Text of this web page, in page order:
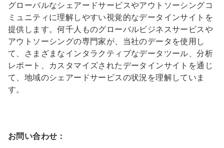
グローバルなシェアードサービスやアウトソーシングコ
ミュニティに理解しやすい視覚的なデータインサイトを
提供します。何千人ものグローバルビジネスサービスや
アウトソーシングの専門家が、当社のデータを使用し
て、さまざまなインタラクティブなデータツール、分析
レポート、カスタマイズされたデータインサイトを通じ
て、地域のシェアードサービスの状況を理解していま
す。
お問い合わせ：